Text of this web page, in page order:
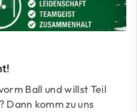
Ball und willst Teil
komm zu uns